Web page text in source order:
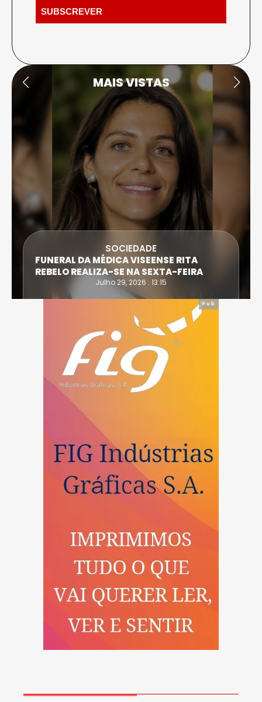
MAIS VISTAS
SOCIEDADE
FUNERAL DA MÉDICA VISEENSE RITA
REBELO REALIZA-SE NA SEXTA-FEIRA
Julho 29, 2026 . 13:15
Pub